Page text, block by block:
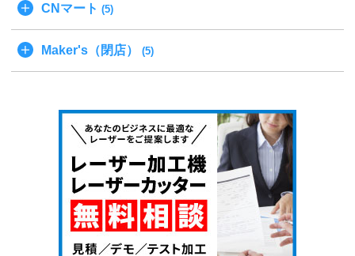
CNマート (5)
Maker's（閉店） (5)